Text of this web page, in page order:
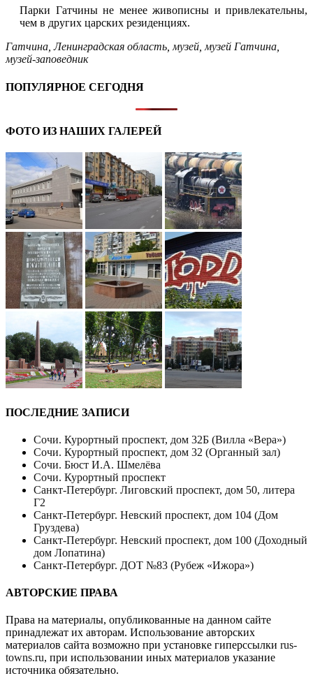
Парки Гатчины не менее живописны и привлекательны,
чем в других царских резиденциях.
Гатчина ,Ленинградская область музей музей Гатчина
музей-заповедник
ПОПУЛЯРНОЕ СЕГОДНЯ
ФОТО ИЗ НАШИХ ГАЛЕРЕЙ
ПОСЛЕДНИЕ ЗАПИСИ
Сочи. Курортный проспект, дом 32Б (Вилла «Вера»)
Сочи. Курортный проспект, дом 32 (Органный зал)
Сочи. Бюст И.А. Шмелёва
Сочи. Курортный проспект
Санкт-Петербург. Лиговский проспект, дом 50, литера
Г2
Санкт-Петербург. Невский проспект, дом 104 (Дом
Груздева)
Санкт-Петербург. Невский проспект, дом 100 (Доходный
дом Лопатина)
Санкт-Петербург. ДОТ №83 (Рубеж «Ижора»)
АВТОРСКИЕ ПРАВА
Права на материалы, опубликованные на данном сайте
принадлежат их авторам. Использование авторских
материалов сайта возможно при установке гиперссылки rus-
towns.ru, при использовании иных материалов указание
источника обязательно.